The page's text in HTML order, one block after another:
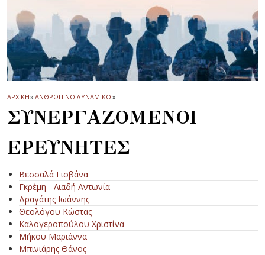
ΑΡΧΙΚΗ» ΑΝΘΡΩΠΙΝΟ ΔΥΝΑΜΙΚΟ »
ΣΥΝΕΡΓΑΖΟΜΕΝΟΙ
ΕΡΕΥΝΗΤΕΣ
Βεσσαλά Γιοβάνα
Γκρέμη - Λιαδή Αντωνία
Δραγάτης Ιωάννης
Θεολόγου Κώστας
Καλογεροπούλου Χριστίνα
Μήκου Μαριάννα
Μπινιάρης Θάνος